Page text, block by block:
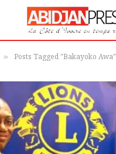
» Posts Tagged "Bakayoko Awa"